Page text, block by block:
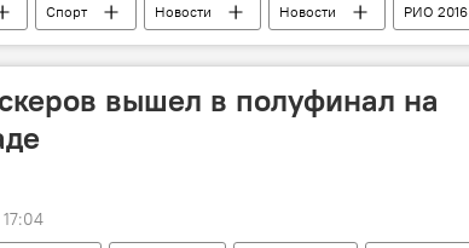
Спорт Новости Новости РИО 2016
вышел в полуфинал на
17:04